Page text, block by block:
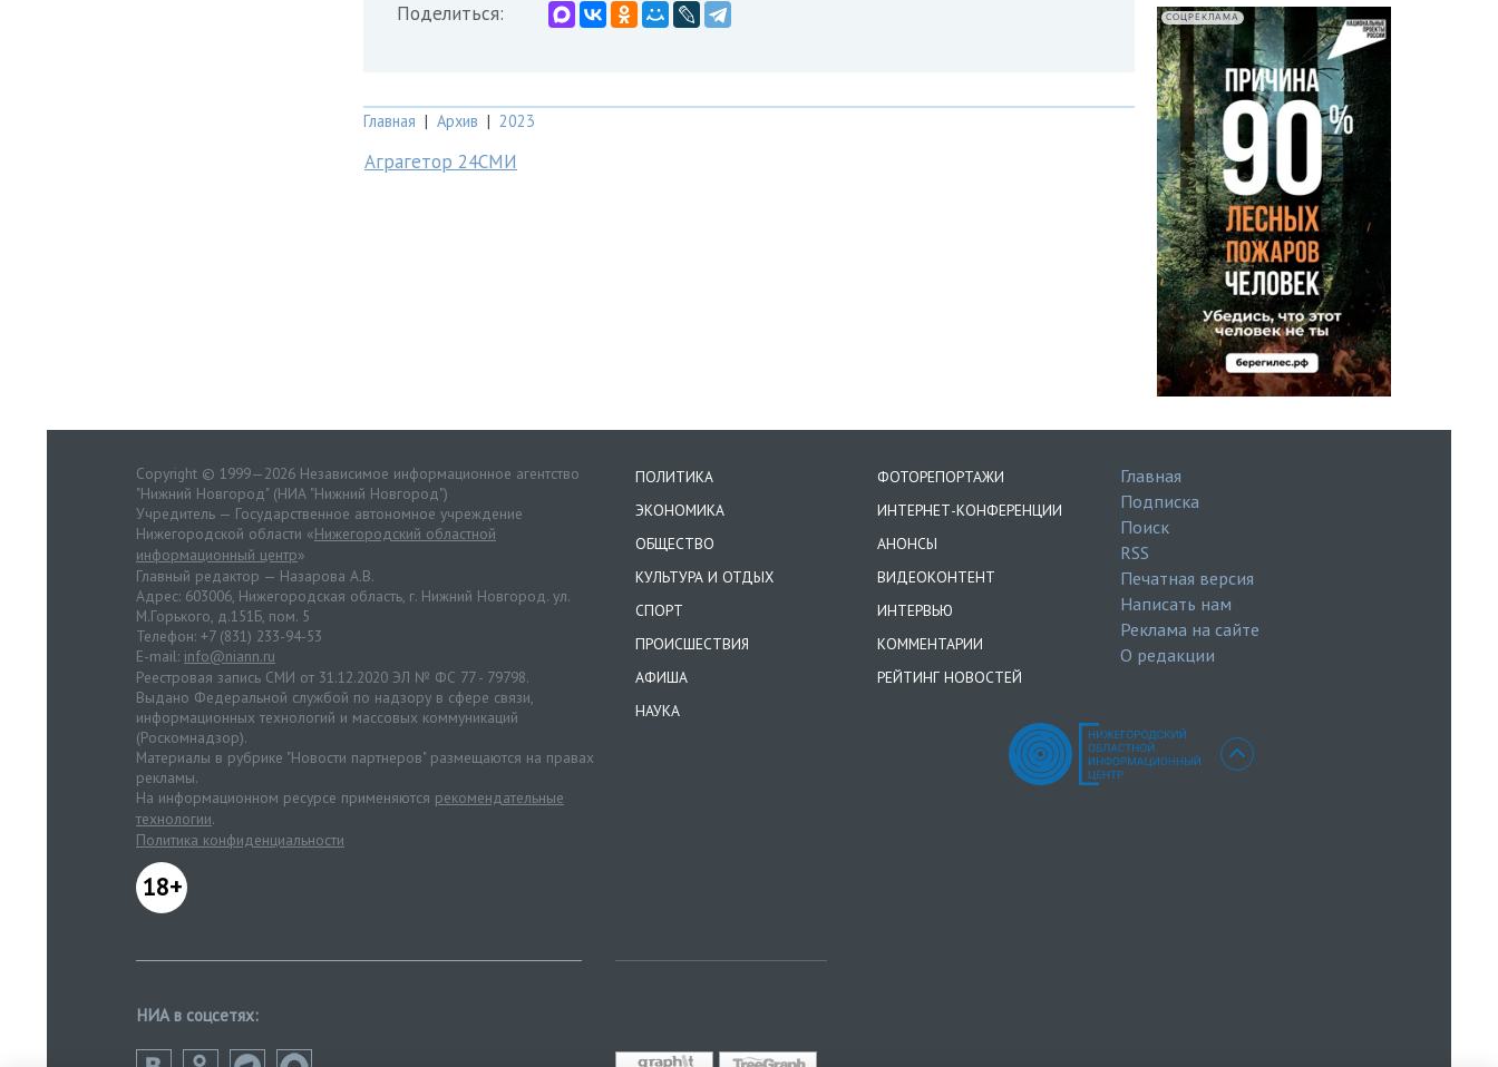
Поделиться:
Главная | Архив | 2023
Аграгетор 24СМИ
СОЦРЕКЛАМА
Copyright © 1999—2026 Независимое информационное агентство
"Нижний Новгород" (НИА "Нижний Новгород")
Учредитель — Государственное автономное учреждение
Нижегородской области «Нижегородский областной
информационный центр»
Главный редактор — Назарова А.В.
Адрес: 603006, Нижегородская область, г. Нижний Новгород. ул.
М.Горького, д.151Б, пом. 5
Телефон: +7 (831) 233-94-53
E-mail: info@niann.ru
Реестровая запись СМИ от 31.12.2020 ЭЛ № ФС 77 - 79798.
Выдано Федеральной службой по надзору в сфере связи,
информационных технологий и массовых коммуникаций
(Роскомнадзор).
Материалы в рубрике "Новости партнеров" размещаются на правах
рекламы.
На информационном ресурсе применяются рекомендательные
технологии.
Политика конфиденциальности
18+
ПОЛИТИКА
ЭКОНОМИКА
ОБЩЕСТВО
КУЛЬТУРА И ОТДЫХ
СПОРТ
ПРОИСШЕСТВИЯ
АФИША
НАУКА
ФОТОРЕПОРТАЖИ
ИНТЕРНЕТ-КОНФЕРЕНЦИИ
АНОНСЫ
ВИДЕОКОНТЕНТ
ИНТЕРВЬЮ
КОММЕНТАРИИ
РЕЙТИНГ НОВОСТЕЙ
Главная
Подписка
Поиск
RSS
Печатная версия
Написать нам
Реклама на сайте
О редакции
НИА в соцсетях: